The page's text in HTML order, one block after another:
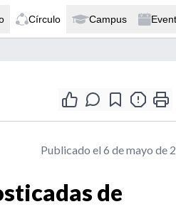
Círculo Campus
Publicado el 6 de mayo de
de